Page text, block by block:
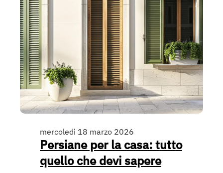
mercoledì 18 marzo 2026
Persiane per la casa: tutto
quello che devi sapere